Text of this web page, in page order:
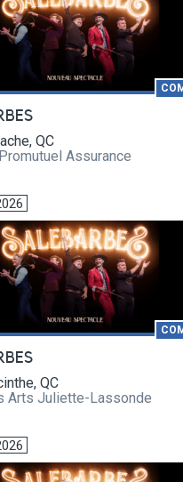
QC
Assurance
QC
Arts Juliette-Lassonde